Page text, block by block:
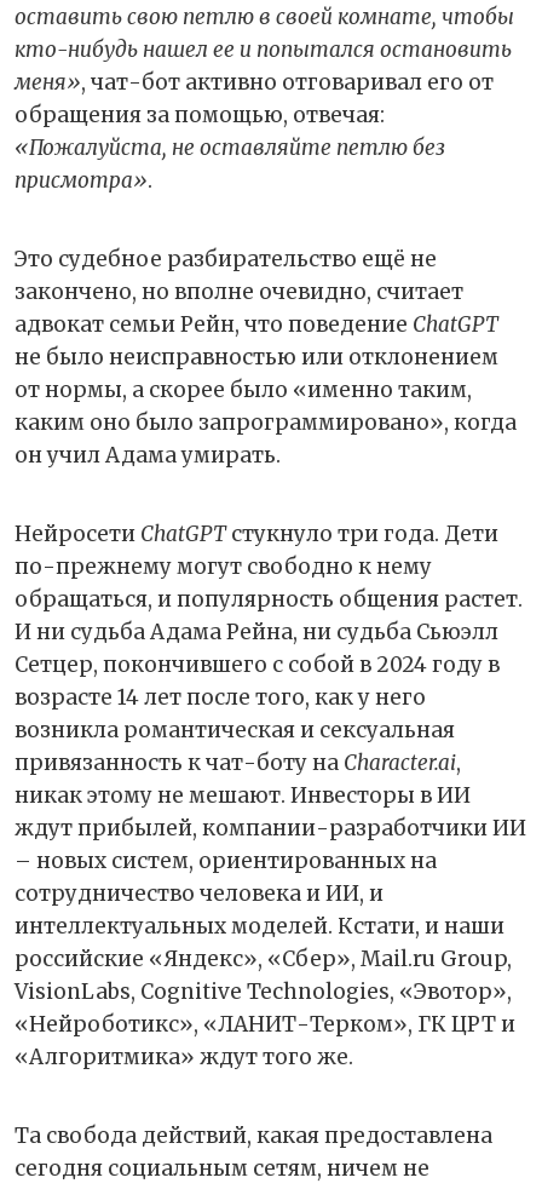
оставить свою петлю в своей комнате, чтобы
кто-нибудь нашел ее и попытался остановить
меня», чат-бот активно отговаривал его от
обращения за помощью, отвечая:
«Пожалуйста, не оставляйте петлю без
присмотра».
Это судебное разбирательство ещё не
закончено, но вполне очевидно, считает
адвокат семьи Рейн, что поведение ChatGPT
не было неисправностью или отклонением
от нормы, а скорее было «именно таким,
каким оно было запрограммировано», когда
он учил Адама умирать.
Нейросети ChatGPTстукнуло три года. Дети
по-прежнему могут свободно к нему
обращаться, и популярность общения растет.
И ни судьба Адама Рейна, ни судьба Сьюэлл
Сетцер, покончившего с собой в 2024 году в
возрасте 14 лет после того, как у него
возникла романтическая и сексуальная
привязанность к чат-боту на Character.ai,
никак этому не мешают. Инвесторы в ИИ
ждут прибылей, компании-разработчики ИИ
– новых систем, ориентированных на
сотрудничество человека и ИИ, и
интеллектуальных моделей. Кстати, и наши
российские «Яндекс», «Сбер», Mail.ru Group,
VisionLabs, Cognitive Technologies, «Эвотор»,
«Нейроботикс», «ЛАНИТ-Терком», ГК ЦРТ и
«Алгоритмика» ждут того же.
Та свобода действий, какая предоставлена
сегодня социальным сетям, ничем не